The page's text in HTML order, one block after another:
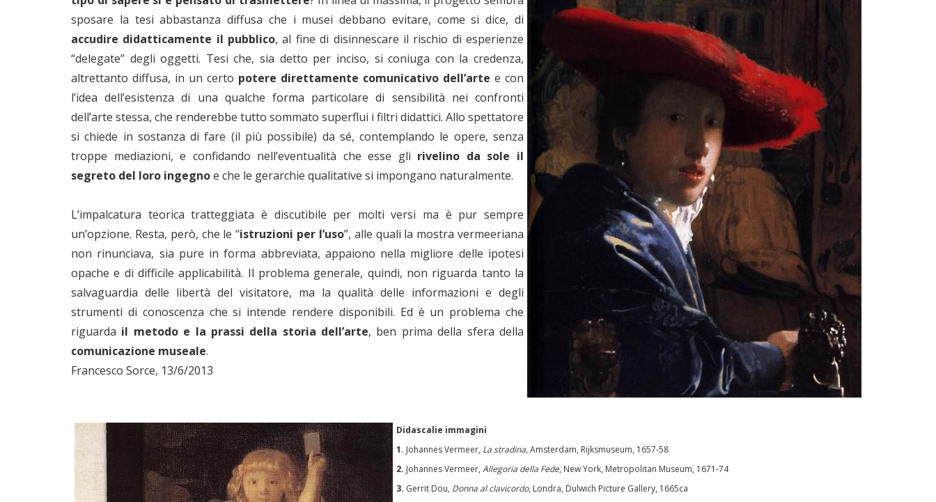
sposare la tesi abbastanza diffusa che i musei debbano evitare, come si dice, di
accudire didatticamente il pubblico, al fine di disinnescare il rischio di esperienze
“delegate” degli oggetti. Tesi che, sia detto per inciso, si coniuga con la credenza,
altrettanto diffusa, in un certo potere direttamente comunicativo dell’arte e con
l’idea dell’esistenza di una qualche forma particolare di sensibilità nei confronti
dell’arte stessa, che renderebbe tutto sommato superflui i filtri didattici. Allo spettatore
si chiede in sostanza di fare (il più possibile) da sé, contemplando le opere, senza
troppe mediazioni, e confidando nell’eventualità che esse gli rivelino da sole il
segreto del loro ingegnoe che le gerarchie qualitative si impongano naturalmente.
L’impalcatura teorica tratteggiata è discutibile per molti versi ma è pur sempre
un’opzione. Resta, però, che le “istruzioni per l’uso”, alle quali la mostra vermeeriana
non rinunciava, sia pure in forma abbreviata, appaiono nella migliore delle ipotesi
opache e di difficile applicabilità. Il problema generale, quindi, non riguarda tanto la
salvaguardia delle libertà del visitatore, ma la qualità delle informazioni e degli
strumenti di conoscenza che si intende rendere disponibili. Ed è un problema che
riguarda il metodo e la prassi della storia dell’arte, ben prima della sfera della
comunicazione museale.
Francesco Sorce, 13/6/2013
Didascalie immagini
1. Johannes Vermeer, La stradina, Amsterdam, Rijksmuseum, 1657-58
2. Johannes Vermeer, Allegoria della Fede, New York, Metropolitan Museum, 1671-74
3. Gerrit Dou, Donna al clavicordo, Londra, Dulwich Picture Gallery, 1665ca